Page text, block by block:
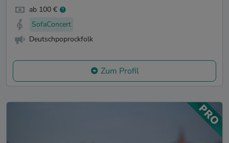
ab 100 €
SofaConcert
Deutschpoprockfolk
Zum Profil